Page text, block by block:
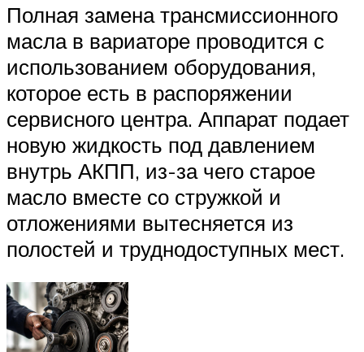
Полная замена трансмиссионного
масла в вариаторе проводится с
использованием оборудования,
которое есть в распоряжении
сервисного центра. Аппарат подает
новую жидкость под давлением
внутрь АКПП, из-за чего старое
масло вместе со стружкой и
отложениями вытесняется из
полостей и труднодоступных мест.